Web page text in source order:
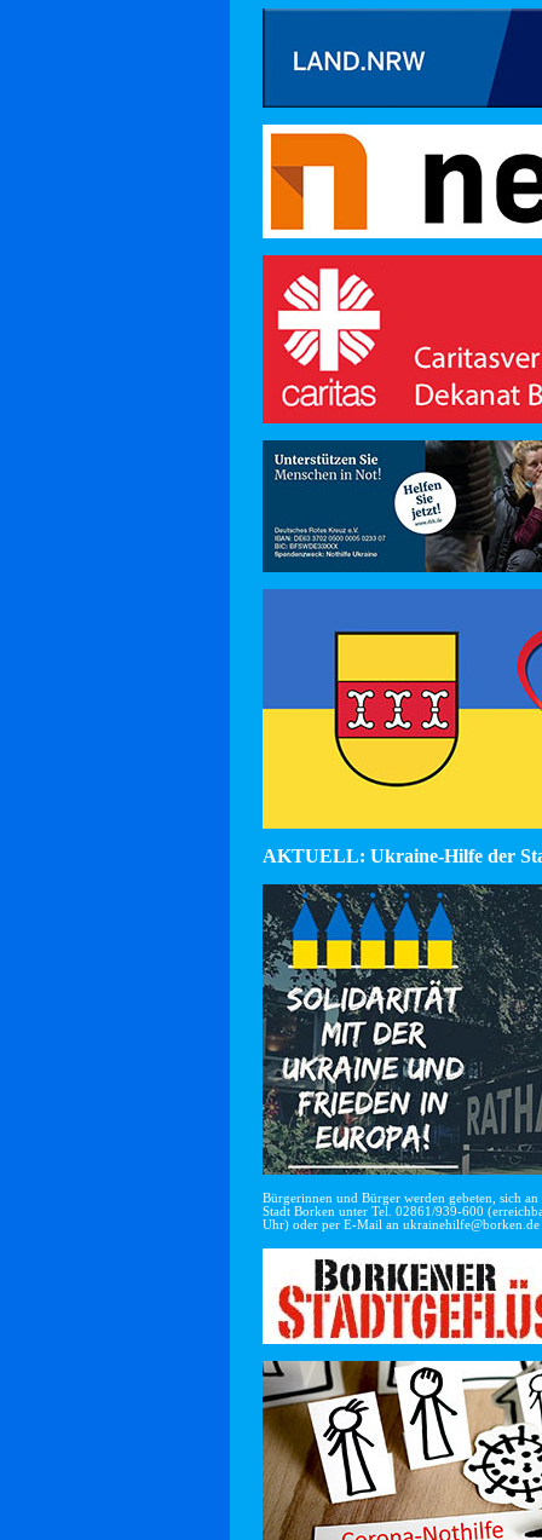
AKTUELL: Ukraine-Hilfe der
Bürgerinnen und Bürger werden gebeten, sich
Stadt Borken unter Tel. 02861/939-600
Uhr) oder per E-Mail an ukrainehilfe@borken.de